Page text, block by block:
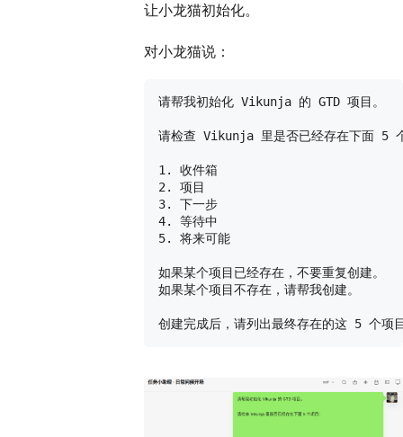
让小龙猫初始化。
对小龙猫说：
请帮我初始化 Vikunja 的 GTD 项目。
请检查 Vikunja 里是否已经存在下面 5
1. 收件箱
2. 项目
3. 下一步
4. 等待中
5. 将来可能
如果某个项目已经存在，不要重复创建。
如果某个项目不存在，请帮我创建。